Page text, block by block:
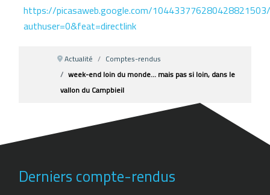
https://picasaweb.google.com/
authuser=0&feat=directlink
Actualité
Comptes-rendus
week-end loin du monde... mais pas si loin, dans le
vallon du Campbieil
Derniers compte-rendus